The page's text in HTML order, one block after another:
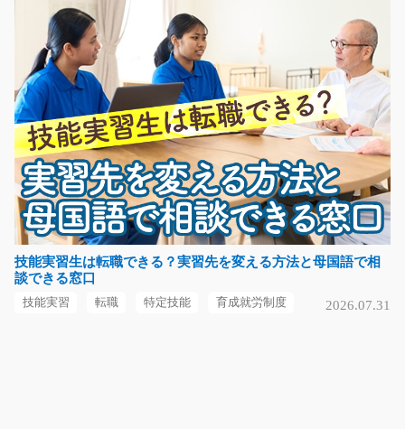
ラスチック部品の成形…
長期（3ヶ月以上）
時給1,150円
熊本県上益城郡益城町
気になる
農作機器の簡単な組立や検査のお仕事/y03_00723
【大募集】ほとんどの方が未経験からのスタートです！
モクモク作業が好き…
長期（3ヶ月以上）
時給1300円～時給1625円
技能実習生は転職できる？実習先を変える方法と母国語で相
談できる窓口
技能実習 転職 特定技能 育成就労制度 2026.07.31